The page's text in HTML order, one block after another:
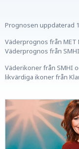
Prognosen uppdaterad
Väderprognos från
Väderprognos från
Väderikoner från SMHI
likvärdiga ikoner från